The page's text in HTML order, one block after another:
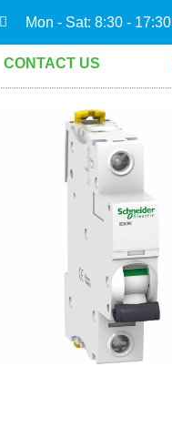
Mon - Sat: 8:30 - 17:30
CONTACT US